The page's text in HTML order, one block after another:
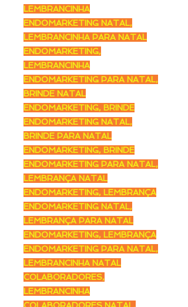
LEMBRANCINHA
ENDOMARKETING NATAL,
LEMBRANCINHA PARA NATAL
ENDOMARKETING,
LEMBRANCINHA
ENDOMARKETING PARA NATAL,
BRINDE NATAL
ENDOMARKETING, BRINDE
ENDOMARKETING NATAL,
BRINDE PARA NATAL
ENDOMARKETING, BRINDE
ENDOMARKETING PARA NATAL,
LEMBRANÇA NATAL
ENDOMARKETING, LEMBRANÇA
ENDOMARKETING NATAL,
LEMBRANÇA PARA NATAL
ENDOMARKETING, LEMBRANÇA
ENDOMARKETING PARA NATAL,
LEMBRANCINHA NATAL
COLABORADORES,
LEMBRANCINHA
COLABORADORES NATAL,